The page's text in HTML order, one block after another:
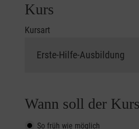
Kurs
Kursart
Wann soll der
So früh wie möglich